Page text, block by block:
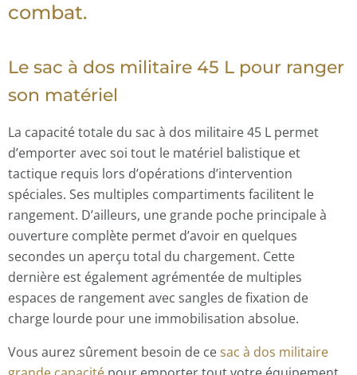
combat.
Le sac à dos militaire 45 L pour ranger
son matériel
La capacité totale du sac à dos militaire 45 L permet
d’emporter avec soi tout le matériel balistique et
tactique requis lors d’opérations d’intervention
spéciales. Ses multiples compartiments facilitent le
rangement. D’ailleurs, une grande poche principale à
ouverture complète permet d’avoir en quelques
secondes un aperçu total du chargement. Cette
dernière est également agrémentée de multiples
espaces de rangement avec sangles de fixation de
charge lourde pour une immobilisation absolue.
Vous aurez sûrement besoin de cesac à dos militaire